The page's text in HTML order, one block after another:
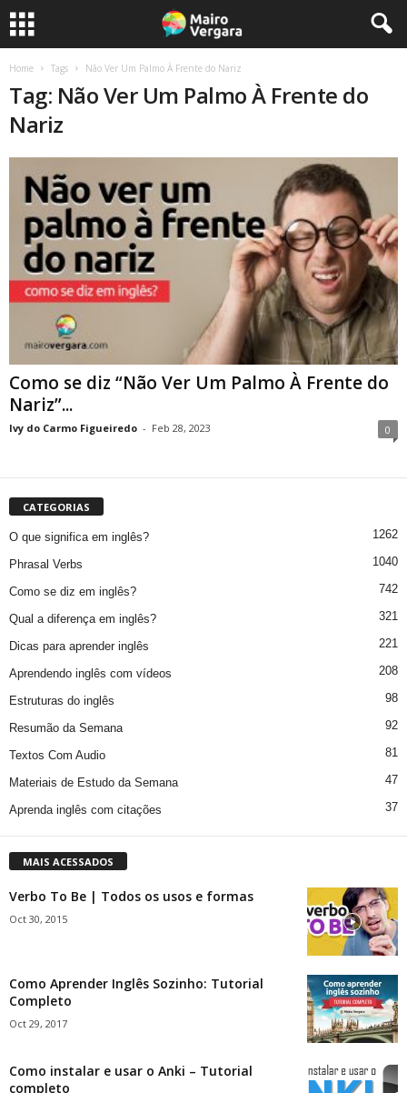
Home Tags Não Ver Um Palmo À Frente do Nariz
Tag: Não Ver Um Palmo À Frente do
Nariz
Como se diz “Não Ver Um Palmo À Frente do
Nariz”...
Ivy do Carmo Figueiredo - Feb 28, 2023 0
CATEGORIAS
O que significa em inglês? 1262
Phrasal Verbs 1040
Como se diz em inglês? 742
Qual a diferença em inglês? 321
Dicas para aprender inglês 221
Aprendendo inglês com vídeos 208
Estruturas do inglês 98
Resumão da Semana 92
Textos Com Audio 81
Materiais de Estudo da Semana 47
Aprenda inglês com citações 37
MAIS ACESSADOS
Verbo To Be | Todos os usos e formas
Oct 30, 2015
Como Aprender Inglês Sozinho: Tutorial
Completo
Oct 29, 2017
Como instalar e usar o Anki – Tutorial
completo